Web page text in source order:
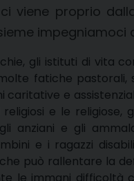
viene proprio
impegniamoci
gli istituti di vita
fatiche
caritative e
e le
anziani e gli
e i ragazzi
può rallentare la
le immani